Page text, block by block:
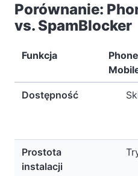
Porównanie:
vs. SpamBlocker
Funkcja
Dostępność
Prostota
instalacji